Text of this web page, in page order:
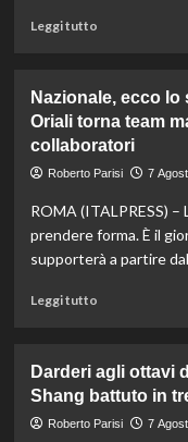
Practice
Leggi tuttoLeggi
Taddeucci
bronzo
nella
knockout
Europei
di
fondo,
nella
gara
maschile
Nazionale, ecco
Oriali torna team
collaboratori
Roberto Parisi 7
ROMA (ITALPRESS) –
prendere forma. È il
supporterà a partire
Leggi tuttoLeggi
Nazionale,
ecco
lo
Darderi agli ottavi
Shang battuto in
Roberto Parisi 7